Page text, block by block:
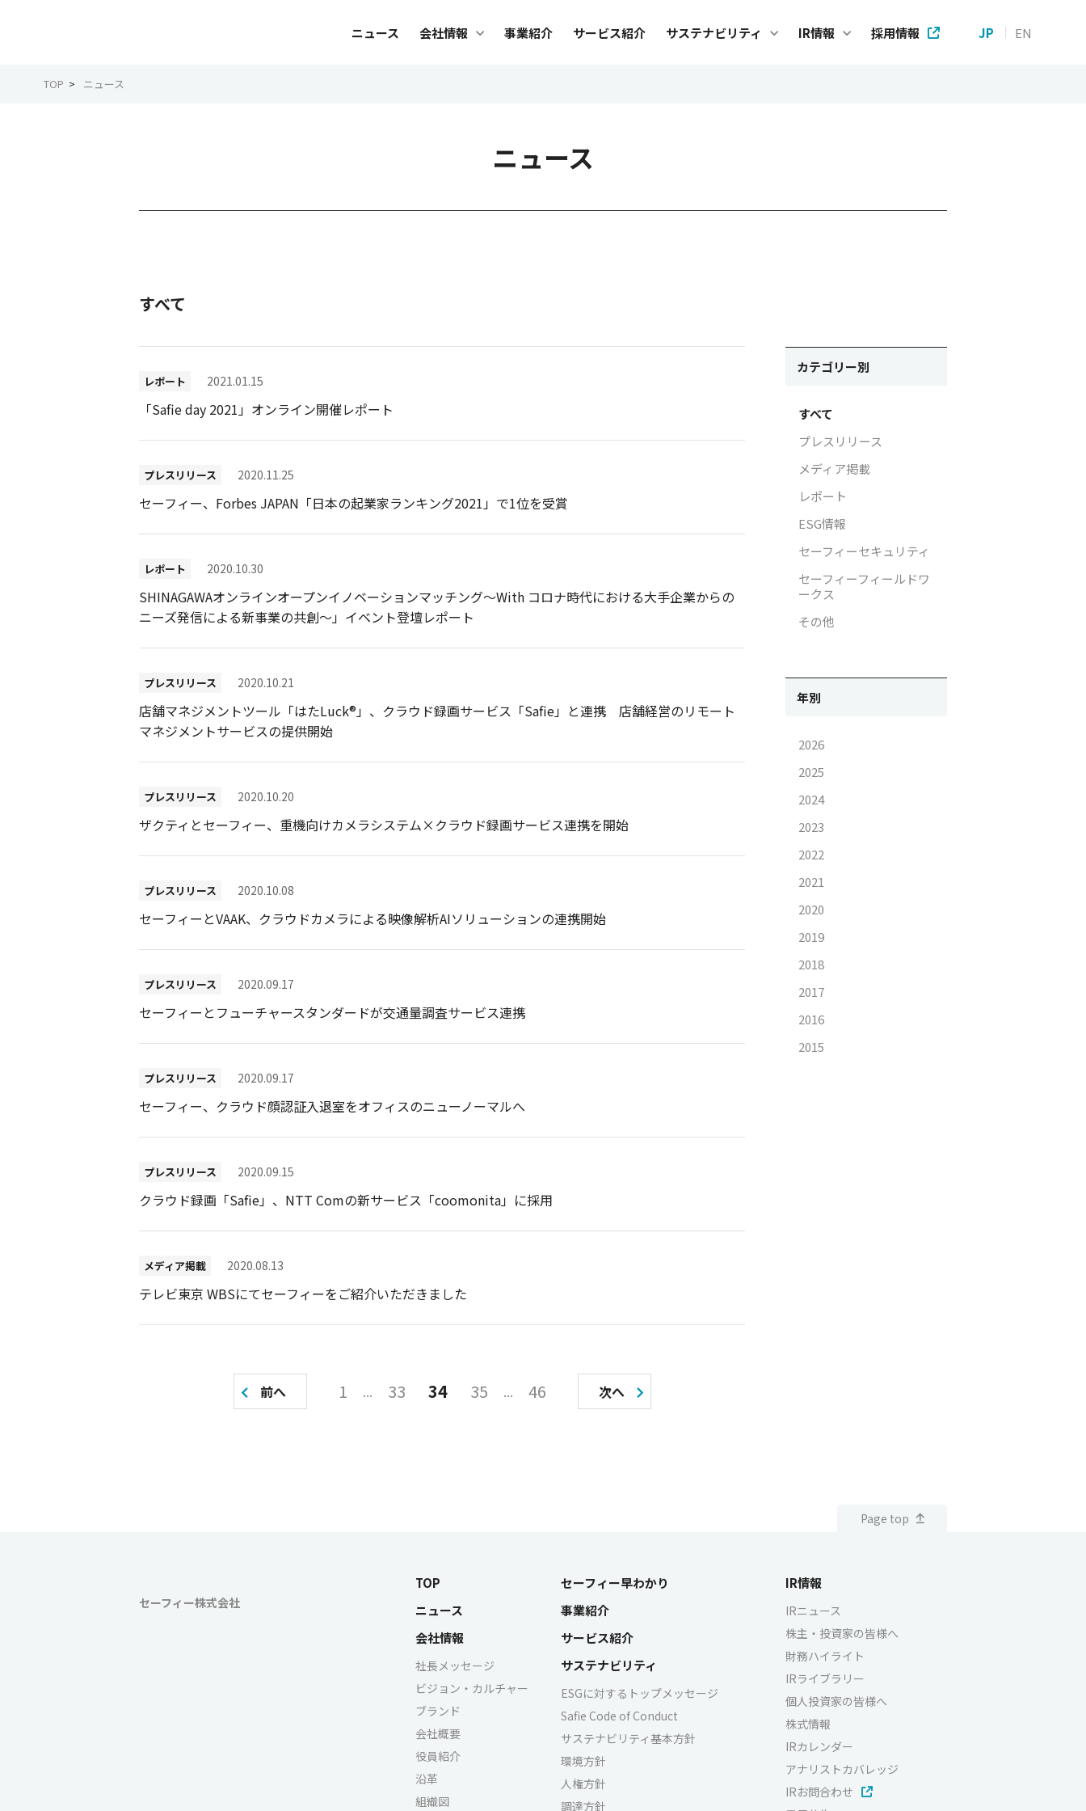
メ
ニュース 会社情報
ビジョン・カルチャー
事業紹介 サービス紹介 サステナビリティ
プライバシー影響評価（PIA）
IR情報
電子公告
免責事項
採用情報 JP EN
TOP ニュース
ニュース
すべて
レポート 2021.01.15
「Safie day 2021」オンライン開催レポート
プレスリリース 2020.11.25
セーフィー、Forbes JAPAN「日本の起業家ランキング2021」で1位を受賞
レポート 2020.10.30
SHINAGAWAオンラインオープンイノベーションマッチング～With コロナ時代における大手企業からの
ニーズ発信による新事業の共創～」イベント登壇レポート
プレスリリース 2020.10.21
店舗マネジメントツール「はたLuck®」、クラウド録画サービス「Safie」と連携 店舗経営のリモート
マネジメントサービスの提供開始
プレスリリース 2020.10.20
ザクティとセーフィー、重機向けカメラシステム×クラウド録画サービス連携を開始
プレスリリース 2020.10.08
セーフィーとVAAK、クラウドカメラによる映像解析AIソリューションの連携開始
プレスリリース 2020.09.17
セーフィーとフューチャースタンダードが交通量調査サービス連携
プレスリリース 2020.09.17
セーフィー、クラウド顔認証入退室をオフィスのニューノーマルへ
プレスリリース 2020.09.15
クラウド録画「Safie」、NTT Comの新サービス「coomonita」に採用
メディア掲載 2020.08.13
テレビ東京 WBSにてセーフィーをご紹介いただきました
り
前へ 1 33 34 35 46 次へ
カテゴリー別
すべて
プレスリリース
メディア掲載
レポート
ESG情報
セーフィーセキュリティ
セーフィーフィールドワ
ークス
その他
年別
2026
2025
2024
2023
2022
2021
2020
2019
2018
2017
2016
2015
セーフィー株式会社
Page top
TOP
ニュース
会社情報
社長メッセージ
ビジョン・カルチャー
ブランド
会社概要
役員紹介
沿革
組織図
セーフィー早わかり
事業紹介
サービス紹介
サステナビリティ
ESGに対するトップメッセージ
Safie Code of Conduct
サステナビリティ基本方針
環境方針
人権方針
調達方針
IR情報
IRニュース
株主・投資家の皆様へ
財務ハイライト
IRライブラリー
個人投資家の皆様へ
株式情報
IRカレンダー
アナリストカバレッジ
IRお問合わせ